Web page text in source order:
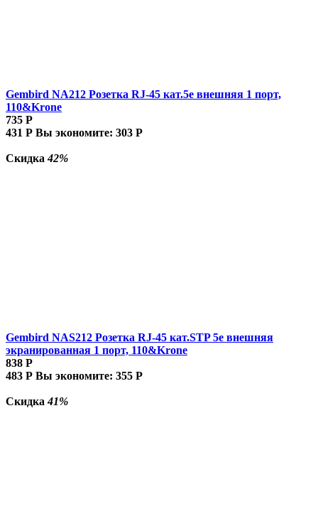
Gembird NA212 Розетка RJ-45 кат.5e внешняя 1 порт,
110&Krone
735 Р
431 Р Вы экономите: 303 Р
Скидка42%
Gembird NAS212 Розетка RJ-45 кат.STP 5e внешняя
экранированная 1 порт, 110&Krone
838 Р
483 Р Вы экономите: 355 Р
Скидка41%